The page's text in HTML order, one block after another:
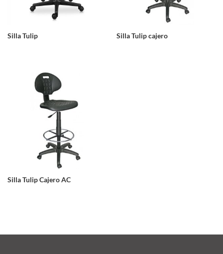
Silla Tulip Silla Tulip cajero
Silla Tulip Cajero AC